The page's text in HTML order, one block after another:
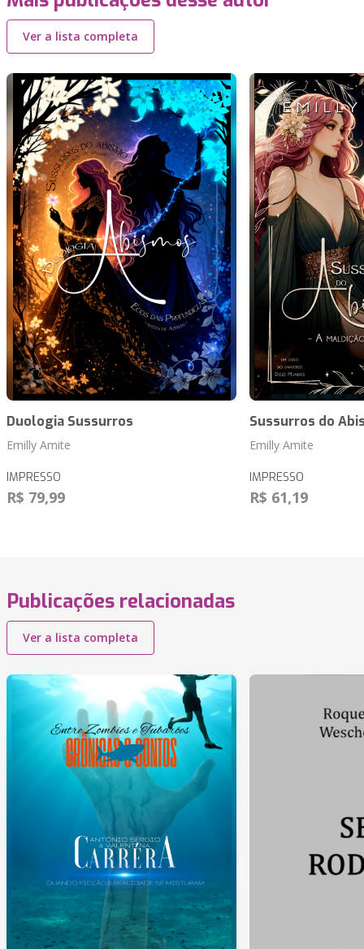
Ver a lista completa
Duologia Sussurros
Emilly Amite
IMPRESSO
R$ 79,99
Sussurros do
Emilly Amite
IMPRESSO
R$ 61,19
Publicações relacionadas
Ver a lista completa